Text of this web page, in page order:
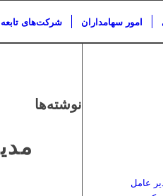
شرکت‌های تابعه امور سهامداران
نوشته‌ها
عامل